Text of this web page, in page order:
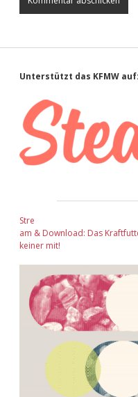
Sidebar
Unterstützt das KFMW auf:
Stre
am & Download: Das
keiner mit!